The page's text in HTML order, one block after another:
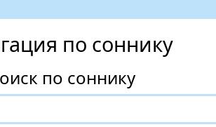
по соннику
по соннику